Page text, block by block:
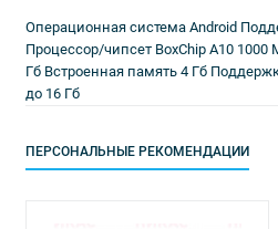
Операционная система Android
Процессор/чипсет BoxChip A10
Гб Встроенная память 4 Гб
до 16 Гб
ПЕРСОНАЛЬНЫЕ РЕКОМЕНДАЦИИ